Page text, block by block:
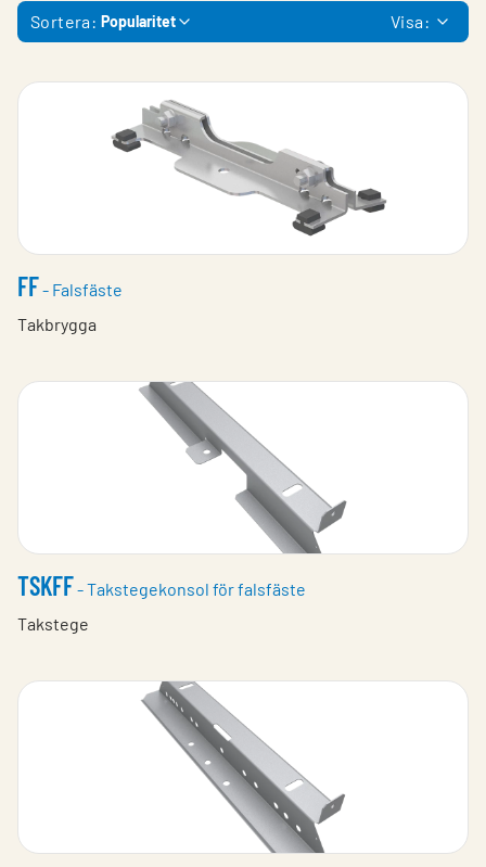
Sortera: Popularitet Visa:
FF- Falsfäste
Takbrygga
TSKFF- Takstegekonsol för falsfäste
Takstege